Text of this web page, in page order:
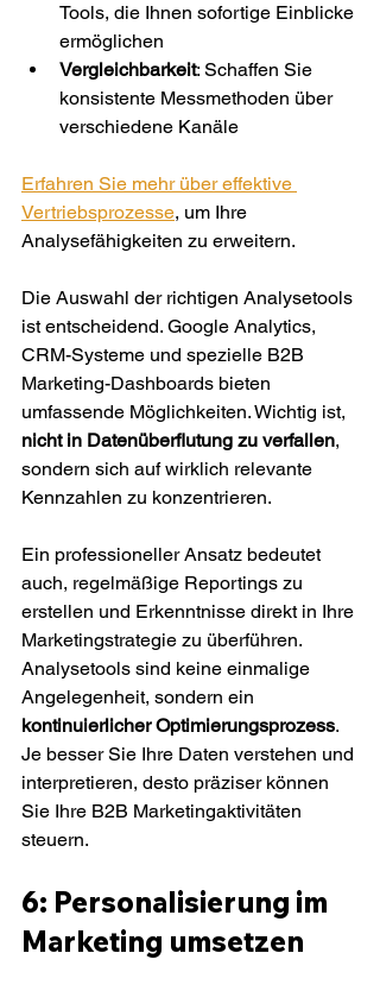
Tools, die Ihnen sofortige Einblicke
ermöglichen
Vergleichbarkeit: Schaffen Sie
konsistente Messmethoden über
verschiedene Kanäle
Erfahren Sie mehr über effektive
Vertriebsprozesse, um Ihre
Analysefähigkeiten zu erweitern.
Die Auswahl der richtigen Analysetools
ist entscheidend. Google Analytics,
CRM-Systeme und spezielle B2B
Marketing-Dashboards bieten
umfassende Möglichkeiten. Wichtig ist,
nicht in Datenüberflutung zu verfallen,
sondern sich auf wirklich relevante
Kennzahlen zu konzentrieren.
Ein professioneller Ansatz bedeutet
auch, regelmäßige Reportings zu
erstellen und Erkenntnisse direkt in Ihre
Marketingstrategie zu überführen.
Analysetools sind keine einmalige
Angelegenheit, sondern ein
kontinuierlicher Optimierungsprozess.
Je besser Sie Ihre Daten verstehen und
interpretieren, desto präziser können
Sie Ihre B2B Marketingaktivitäten
steuern.
6: Personalisierung im
Marketing umsetzen